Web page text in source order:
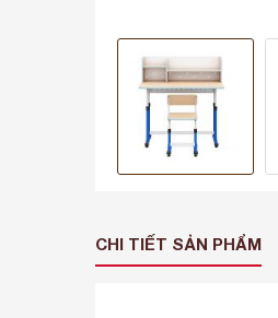
CHI TIẾT SẢN PHẨM